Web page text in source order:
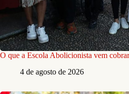
O que a Escola Abolicionista vem
4 de agosto de 2026